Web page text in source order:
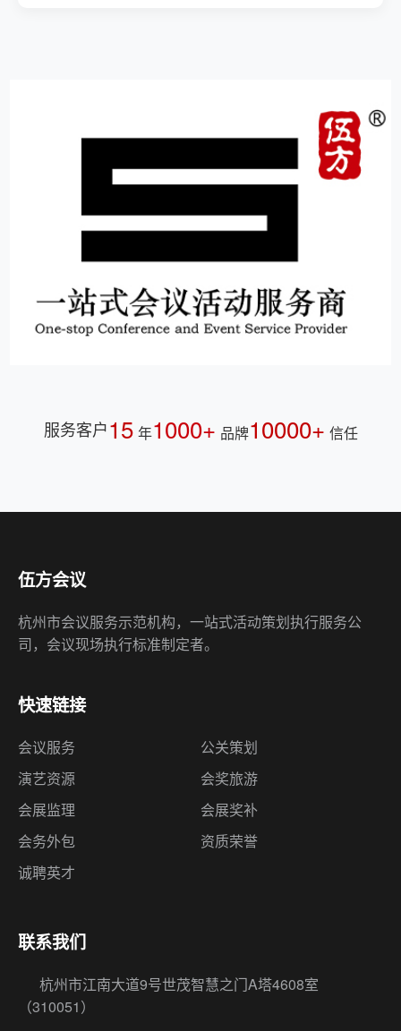
服务客户15 年1000+ 品牌10000+ 信任
伍方会议
杭州市会议服务示范机构，一站式活动策划执行服务公
司，会议现场执行标准制定者。
快速链接
会议服务
公关策划
演艺资源
会奖旅游
会展监理
会展奖补
会务外包
资质荣誉
诚聘英才
联系我们
杭州市江南大道9号世茂智慧之门A塔4608室
（310051）